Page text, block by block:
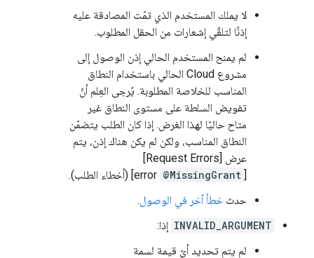
لا يملك المستخدم الذي تمّت المصادقة عليه
إذنًا لتلقّي إشعارات من الحقل المطلوب.
لم يمنح المستخدم الحالي إذن الوصول إلى
مشروع Cloud الحالي باستخدام النطاق
المناسب للخلاصة المطلوبة. يُرجى العِلم أنّ
تفويض السلطة على مستوى النطاق غير
متاح حاليًا لهذا الغرض. إذا كان الطلب يتضمّن
النطاق المناسب، ولكن لم يكن هناك إذن، يتم
عرض [Request Errors]
[
@MissingGrant
حدث خطأ آخر في الوصول.
INVALID_ARGUMENT إذا:
لم يتم تحديد أيّ قيمة لسمة